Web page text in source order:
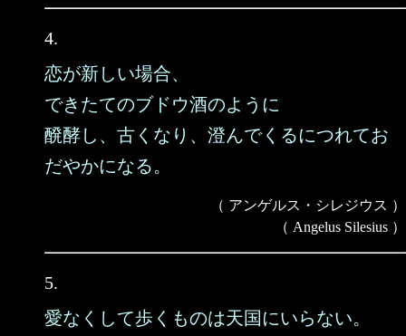
4.
恋が新しい場合、
できたてのブドウ酒のように
醗酵し、古くなり、澄んでくるにつれてお
だやかになる。
（ アンゲルス・シレジウス ）
（ Angelus Silesius ）
5.
愛なくして歩くものは天国にいらない。